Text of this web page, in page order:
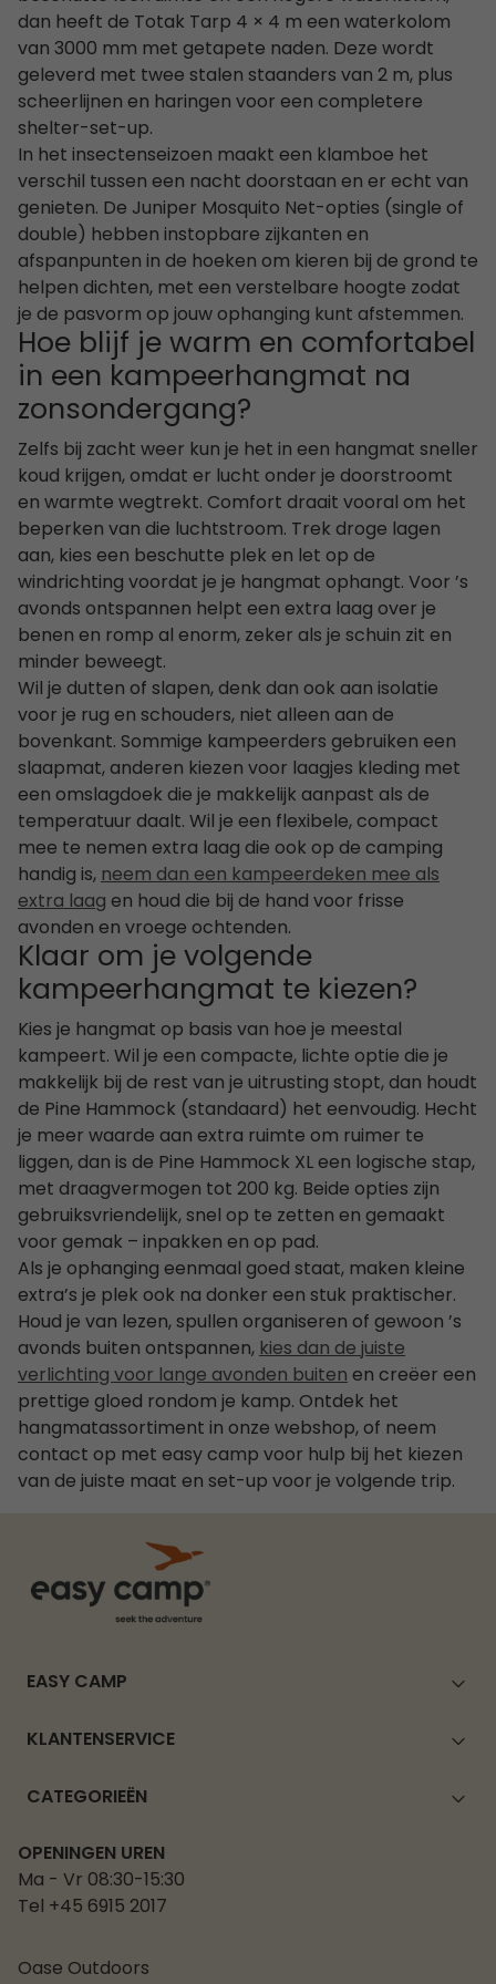
dan heeft de Totak Tarp 4 × 4 m een waterkolom
van 3000 mm met getapete naden. Deze wordt
geleverd met twee stalen staanders van 2 m, plus
scheerlijnen en haringen voor een completere
shelter-set-up.
In het insectenseizoen maakt een klamboe het
verschil tussen een nacht doorstaan en er echt van
genieten. De Juniper Mosquito Net-opties (single of
double) hebben instopbare zijkanten en
afspanpunten in de hoeken om kieren bij de grond te
helpen dichten, met een verstelbare hoogte zodat
je de pasvorm op jouw ophanging kunt afstemmen.
Hoe blijf je warm en comfortabel
in een kampeerhangmat na
zonsondergang?
Zelfs bij zacht weer kun je het in een hangmat sneller
koud krijgen, omdat er lucht onder je doorstroomt
en warmte wegtrekt. Comfort draait vooral om het
beperken van die luchtstroom. Trek droge lagen
aan, kies een beschutte plek en let op de
windrichting voordat je je hangmat ophangt. Voor ’s
avonds ontspannen helpt een extra laag over je
benen en romp al enorm, zeker als je schuin zit en
minder beweegt.
Wil je dutten of slapen, denk dan ook aan isolatie
voor je rug en schouders, niet alleen aan de
bovenkant. Sommige kampeerders gebruiken een
slaapmat, anderen kiezen voor laagjes kleding met
een omslagdoek die je makkelijk aanpast als de
temperatuur daalt. Wil je een flexibele, compact
mee te nemen extra laag die ook op de camping
handig is,neem dan een kampeerdeken mee als
extra laagen houd die bij de hand voor frisse
avonden en vroege ochtenden.
Klaar om je volgende
kampeerhangmat te kiezen?
Kies je hangmat op basis van hoe je meestal
kampeert. Wil je een compacte, lichte optie die je
makkelijk bij de rest van je uitrusting stopt, dan houdt
de Pine Hammock (standaard) het eenvoudig. Hecht
je meer waarde aan extra ruimte om ruimer te
liggen, dan is de Pine Hammock XL een logische stap,
met draagvermogen tot 200 kg. Beide opties zijn
gebruiksvriendelijk, snel op te zetten en gemaakt
voor gemak – inpakken en op pad.
Als je ophanging eenmaal goed staat, maken kleine
extra’s je plek ook na donker een stuk praktischer.
Houd je van lezen, spullen organiseren of gewoon ’s
avonds buiten ontspannen,kies dan de juiste
verlichting voor lange avonden buitenen creëer een
prettige gloed rondom je kamp. Ontdek het
hangmatassortiment in onze webshop, of neem
contact op met easy camp voor hulp bij het kiezen
van de juiste maat en set-up voor je volgende trip.
EASY CAMP
KLANTENSERVICE
CATEGORIEËN
OPENINGEN UREN
Ma - Vr 08:30-15:30
Tel +45 6915 2017
Oase Outdoors